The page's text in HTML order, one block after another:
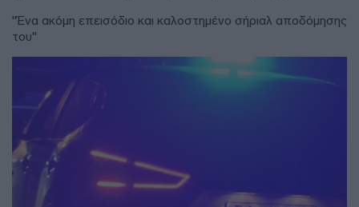
"Ένα ακόμη επεισόδιο και καλοστημένο σήριαλ αποδόμησης
του"